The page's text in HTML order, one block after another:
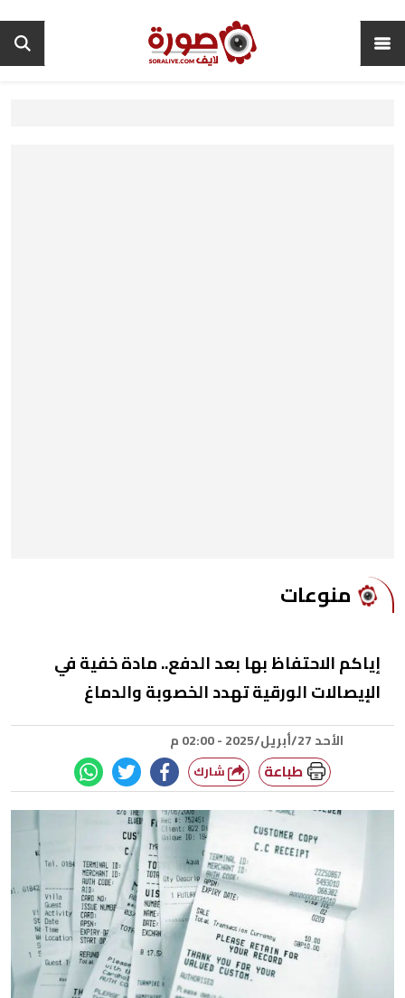
منوعات
إياكم الاحتفاظ بها بعد الدفع.. مادة خفية في
الإيصالات الورقية تهدد الخصوبة والدماغ
الأحد 27/أبريل/2025 - 02:00 م
طباعة